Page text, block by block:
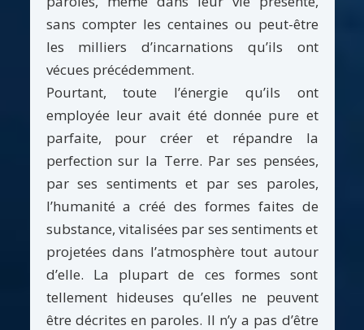
sans compter les centaines ou peut-être
les milliers d’incarnations qu’ils ont
vécues précédemment.
Pourtant, toute l’énergie qu’ils ont
employée leur avait été donnée pure et
parfaite, pour créer et répandre la
perfection sur la Terre. Par ses pensées,
par ses sentiments et par ses paroles,
l’humanité a créé des formes faites de
substance, vitalisées par ses sentiments et
projetées dans l’atmosphère tout autour
d’elle. La plupart de ces formes sont
tellement hideuses qu’elles ne peuvent
être décrites en paroles. Il n’y a pas d’être